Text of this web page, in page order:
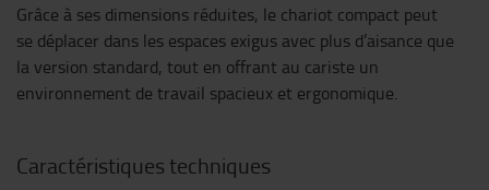
Grâce à ses dimensions réduites, le chariot compact peut
se déplacer dans les espaces exigus avec plus d’aisance que
la version standard, tout en offrant au cariste un
environnement de travail spacieux et ergonomique.
Caractéristiques techniques